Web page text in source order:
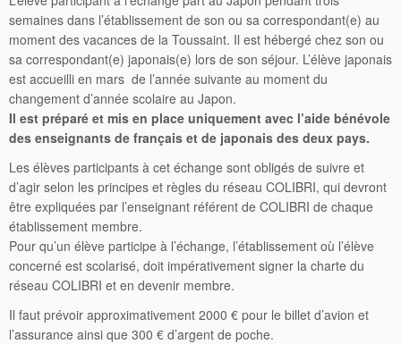
semaines dans l’établissement de son ou sa correspondant(e) au
moment des vacances de la Toussaint. Il est hébergé chez son ou
sa correspondant(e) japonais(e) lors de son séjour. L’élève japonais
est accueilli en mars de l’année suivante au moment du
changement d’année scolaire au Japon.
Il est préparé et mis en place uniquement avec l’aide bénévole
des enseignants de français et de japonais des deux pays.
Les élèves participants à cet échange sont obligés de suivre et
d’agir selon les principes et règles du réseau COLIBRI, qui devront
être expliquées par l’enseignant référent de COLIBRI de chaque
établissement membre.
Pour qu’un élève participe à l’échange, l’établissement où l’élève
concerné est scolarisé, doit impérativement signer la charte du
réseau COLIBRI et en devenir membre.
Il faut prévoir approximativement 2000 € pour le billet d’avion et
l’assurance ainsi que 300 € d’argent de poche.